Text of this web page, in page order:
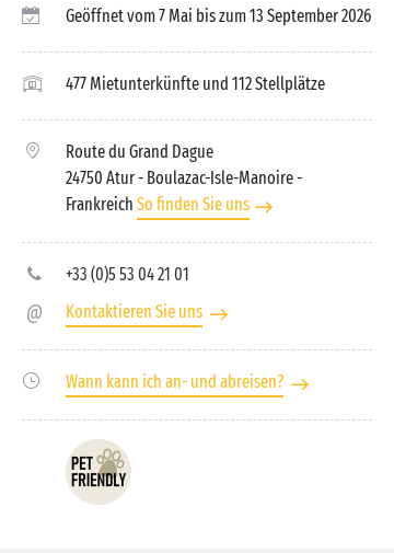
Geöffnet vom 7 Mai bis zum 13 September 2026
477 Mietunterkünfte und 112 Stellplätze
Route du Grand Dague
24750 Atur - Boulazac-Isle-Manoire-
Frankreich So finden Sie uns
+33 (0)5 53 04 21 01
Kontaktieren Sie uns
Wann kann ich an- und abreisen?